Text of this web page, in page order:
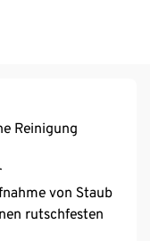
Reinigung
von Staub
rutschfesten